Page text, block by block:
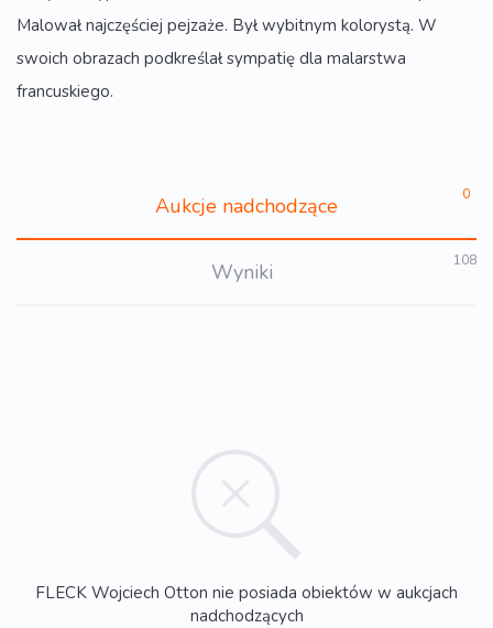
Malował najczęściej pejzaże. Był wybitnym kolorystą. W
swoich obrazach podkreślał sympatię dla malarstwa
francuskiego.
Aukcje nadchodzące 0
Wyniki 108
FLECK Wojciech Otton nie posiada obiektów w aukcjach
nadchodzących